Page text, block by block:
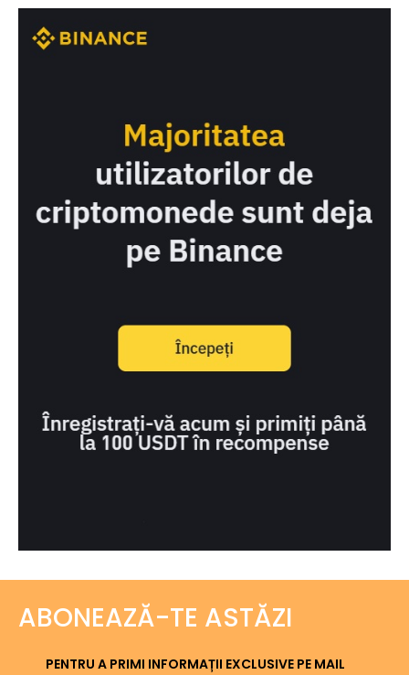
ABONEAZĂ-TE ASTĂZI
PENTRU A PRIMI INFORMAȚII EXCLUSIVE PE MAIL